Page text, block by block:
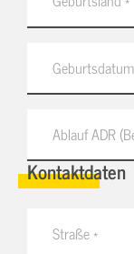
Kontaktdaten